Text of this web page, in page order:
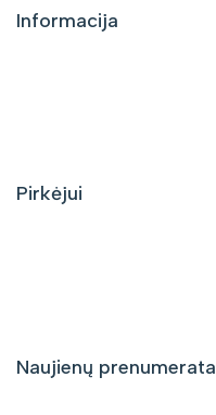
Informacija
Pirkėjui
Naujienų prenumerata